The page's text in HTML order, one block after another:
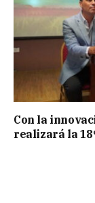
Con la
realizará la